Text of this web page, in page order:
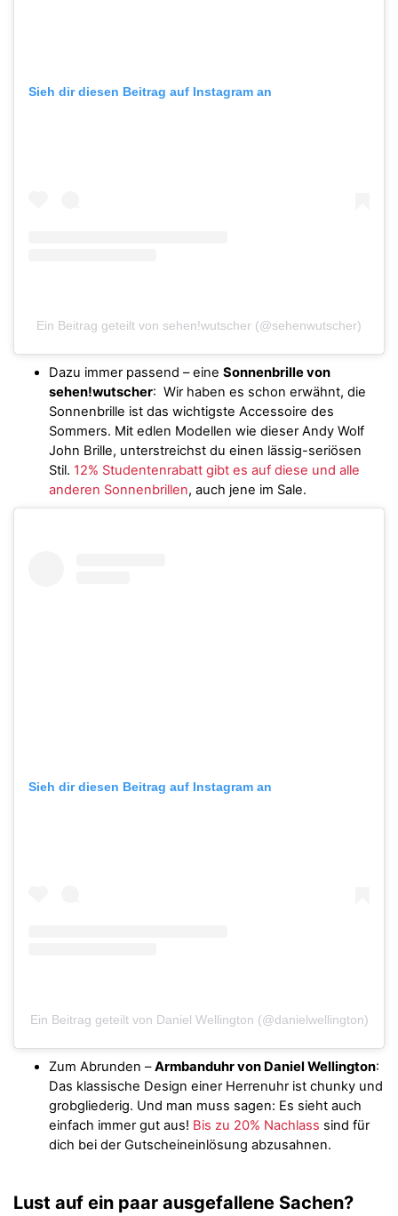
Sieh dir diesen Beitrag auf Instagram an
Ein Beitrag geteilt von sehen!wutscher (@sehenwutscher)
Dazu immer passend – eine Sonnenbrille von
sehen!wutscher: Wir haben es schon erwähnt, die
Sonnenbrille ist das wichtigste Accessoire des
Sommers. Mit edlen Modellen wie dieser Andy Wolf
John Brille, unterstreichst du einen lässig-seriösen
Stil. 12% Studentenrabatt gibt es auf diese und alle
anderen Sonnenbrillen, auch jene im Sale.
Sieh dir diesen Beitrag auf Instagram an
Ein Beitrag geteilt von Daniel Wellington (@danielwellington)
Zum Abrunden –Armbanduhr von Daniel Wellington:
Das klassische Design einer Herrenuhr ist chunky und
grobgliederig. Und man muss sagen: Es sieht auch
einfach immer gut aus! Bis zu 20% Nachlass sind für
dich bei der Gutscheineinlösung abzusahnen.
Lust auf ein paar ausgefallene Sachen?